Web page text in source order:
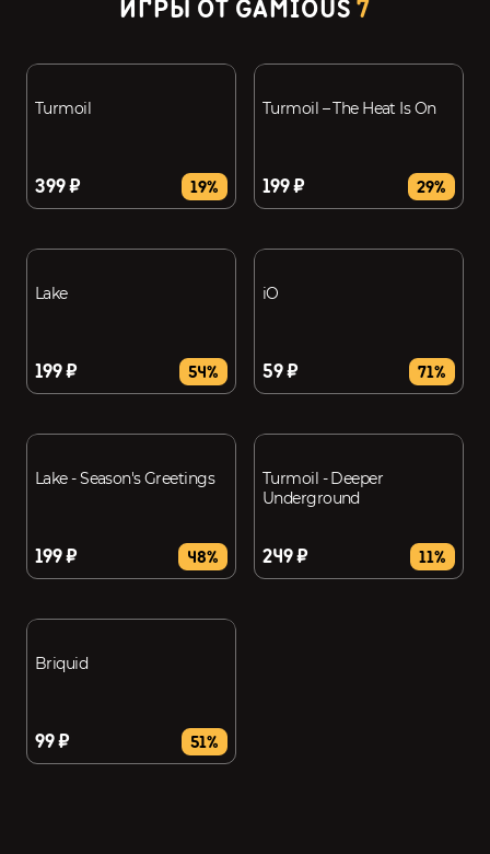
ИГРЫ ОТ GAMIOUS7
Turmoil
399 ₽ 19%
Turmoil – The Heat Is On
199 ₽ 29%
Lake
199 ₽ 54%
iO
59 ₽ 71%
Lake - Season's Greetings
199 ₽ 48%
Turmoil - Deeper
Underground
249 ₽ 11%
Briquid
99 ₽ 51%